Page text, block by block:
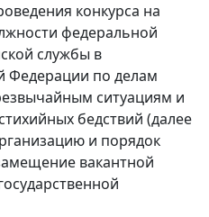
конкурса на
федеральной
службы в
Федерации по делам
ситуациям и
бедствий (далее
и порядок
вакантной